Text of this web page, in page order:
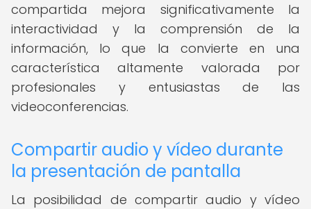
compartida mejora significativamente la
interactividad y la comprensión de la
información, lo que la convierte en una
característica altamente valorada por
profesionales y entusiastas de las
videoconferencias.
Compartir audio y vídeo durante
la presentación de pantalla
La posibilidad de compartir audio y vídeo